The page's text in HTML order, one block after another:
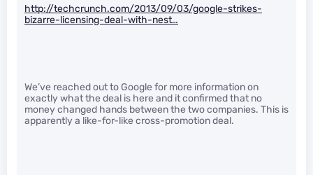
http://techcrunch.com/2013/09/03/google-strikes-
bizarre-licensing-deal-with-nest…
We’ve reached out to Google for more information on
exactly what the deal is here and it confirmed that no
money changed hands between the two companies. This is
apparently a like-for-like cross-promotion deal.